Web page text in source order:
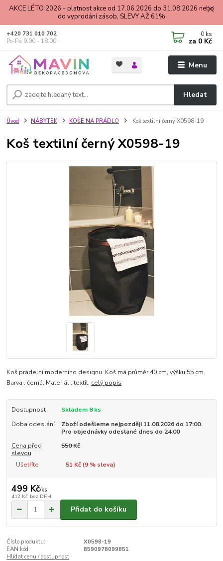
AKCE LÉTO 2026 - platnost akce od 17.06.2026 do 31.08.2026 nebo
do vyprodání zásob, SLEVY AŽ 61%
Menu
Hledat
+420 731 010 702
Po-Pá 9.00 - 18.00
0 ks
za 0 Kč
Úvod NÁBYTEK KOŠE NA PRÁDLO Koš textilní černý X0598-19
Koš textilní černý X0598-19
Koš prádelní moderního designu. Koš má průměr 40 cm, výšku 55 cm.
Barva : černá. Materiál : textil. celý popis
Dostupnost
Skladem 8 ks
Doba odeslání
Zboží odešleme nejpozději 11.08.2026 do 17:00.
Pro objednávky odeslané dnes do 24:00
Cena před
slevou
550 Kč
Ušetříte 51 Kč (9% sleva)
499 Kč/ks
412 Kč bez DPH
Přidat do košíku
Číslo produktu:
X0598-19
EAN kód:
8590978099851
Hlídat cenu / dostupnost